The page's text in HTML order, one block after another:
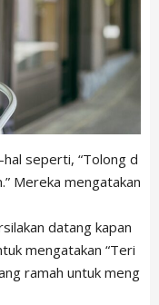
seperti, “Tolong d
Mereka mengatakan
datang kapan
mengatakan “Teri
ramah untuk meng